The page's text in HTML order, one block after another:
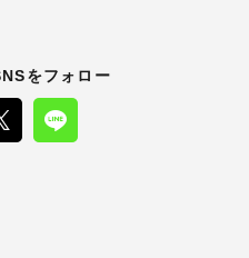
をフォロー